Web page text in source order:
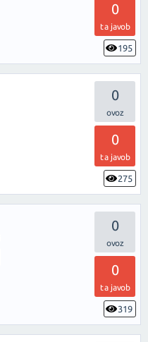
0
ta javob
195
0
0
ta javob
275
0
0
ta javob
319